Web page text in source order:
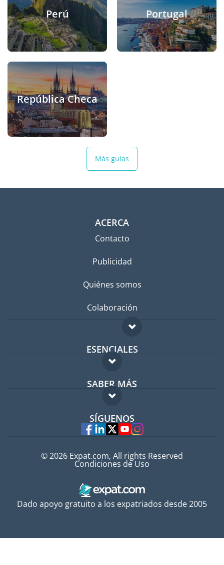
Perú Portugal
República Checa
Más guías
ACERCA
Contacto
Publicidad
Quiénes somos
Colaboración
ESENCIALES
Foro para expatriados
Guía para expatriados
Trabajos en el extranjero
SABER MÁS
FAQ
Expertos
SÍGUENOS
Dado apoyo gratuito a los expatriados desde 2005
© 2026 Expat.com, All rights Reserved
Condiciones de Uso